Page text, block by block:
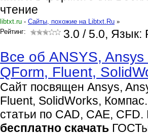
чтение
libtxt.ru - Cайты, похожие на Libtxt.Ru »
Рейтинг:
3.0 / 5.0, Язык:
Все об ANSYS,
QForm, Fluent,
Сайт посвящен Ansys,
Fluent, SolidWorks,
статьи по CAD, CAE,
бесплатно скачать